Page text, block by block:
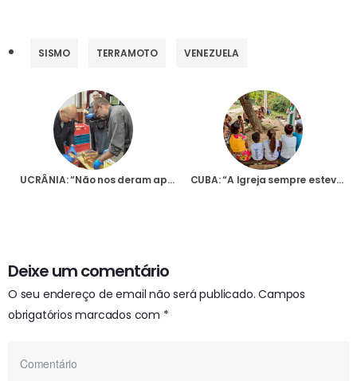
SISMO TERRAMOTO VENEZUELA
UCRÂNIA: “Não nos deram apenas comida, mas também um pouco de Deus”, diz Bispo auxiliar de Kharkiv-Zaporizhzhia CUBA: “A Igreja sempre esteve ao lado do povo, acompanhando-o, servindo-o e amando-o”, afirma sacerdote à Fundação AIS
Deixe um comentário
O seu endereço de email não será publicado. Campos
obrigatórios marcados com *